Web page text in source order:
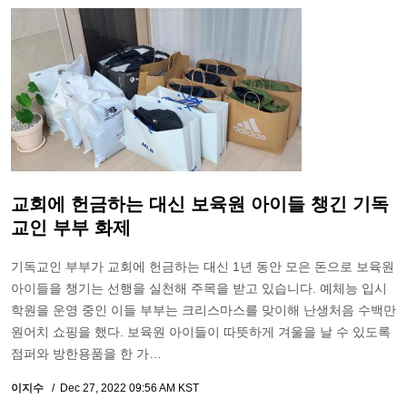
교회에 헌금하는 대신 보육원 아이들 챙긴 기독
교인 부부 화제
기독교인 부부가 교회에 헌금하는 대신 1년 동안 모은 돈으로 보육원
아이들을 챙기는 선행을 실천해 주목을 받고 있습니다. 예체능 입시
학원을 운영 중인 이들 부부는 크리스마스를 맞이해 난생처음 수백만
원어치 쇼핑을 했다. 보육원 아이들이 따뜻하게 겨울을 날 수 있도록
점퍼와 방한용품을 한 가…
이지수 Dec 27, 2022 09:56 AM KST